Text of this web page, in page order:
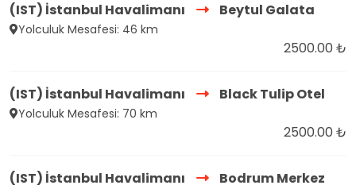
(IST) İstanbul Havalimanı Beytul Galata
Yolculuk Mesafesi: 46 km
2500.00 ₺
(IST) İstanbul Havalimanı Black Tulip Otel
Yolculuk Mesafesi: 70 km
2500.00 ₺
(IST) İstanbul Havalimanı Bodrum Merkez